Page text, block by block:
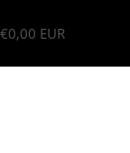
€0,00 EUR